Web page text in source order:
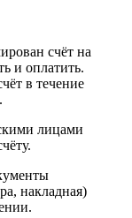
счёт на
и оплатить.
в течение
лицами
накладная)